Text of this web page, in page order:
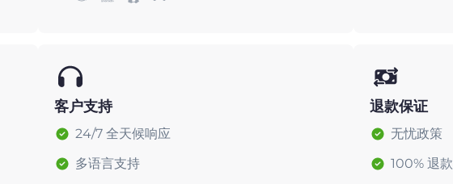
客户支持
24/7 全天候响应
多语言支持
退款保证
无忧政策
100% 退款